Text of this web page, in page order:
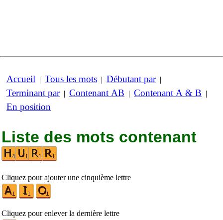
Accueil | Tous les mots | Débutant par|
Terminant par| Contenant AB | Contenant A & B |
En position
Liste des mots contenant
Cliquez pour ajouter une cinquième lettre
Cliquez pour enlever la dernière lettre